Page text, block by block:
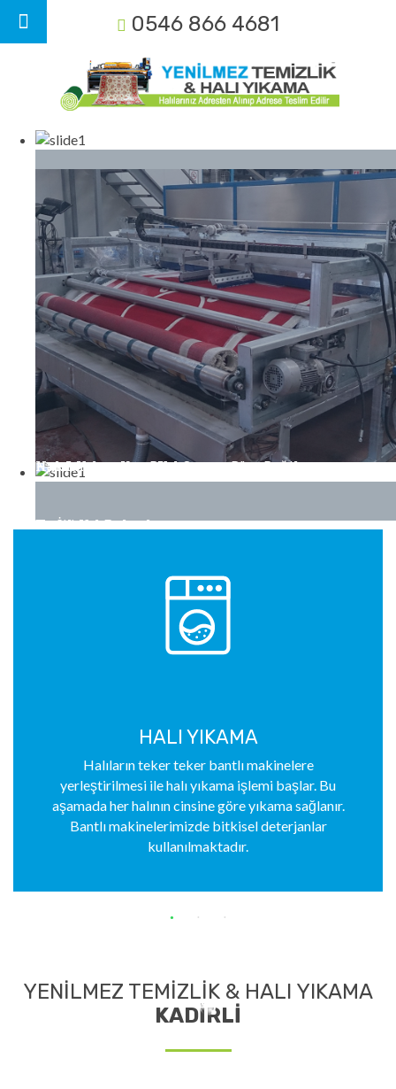
0546 866 4681
Halılarımız Kaça Yıkanıyor Diye Değil
Nasıl Yıkanıyor Diye Sorunuz!
En İyi Yıkama
Yenilmez Buharlı
HALI YIKAMA
Halıların teker teker bantlı makinelere
yerleştirilmesi ile halı yıkama işlemi başlar. Bu
aşamada her halının cinsine göre yıkama sağlanır.
Bantlı makinelerimizde bitkisel deterjanlar
kullanılmaktadır.
YENİLMEZ TEMİZLİK & HALI YIKAMA
KADİRLİ